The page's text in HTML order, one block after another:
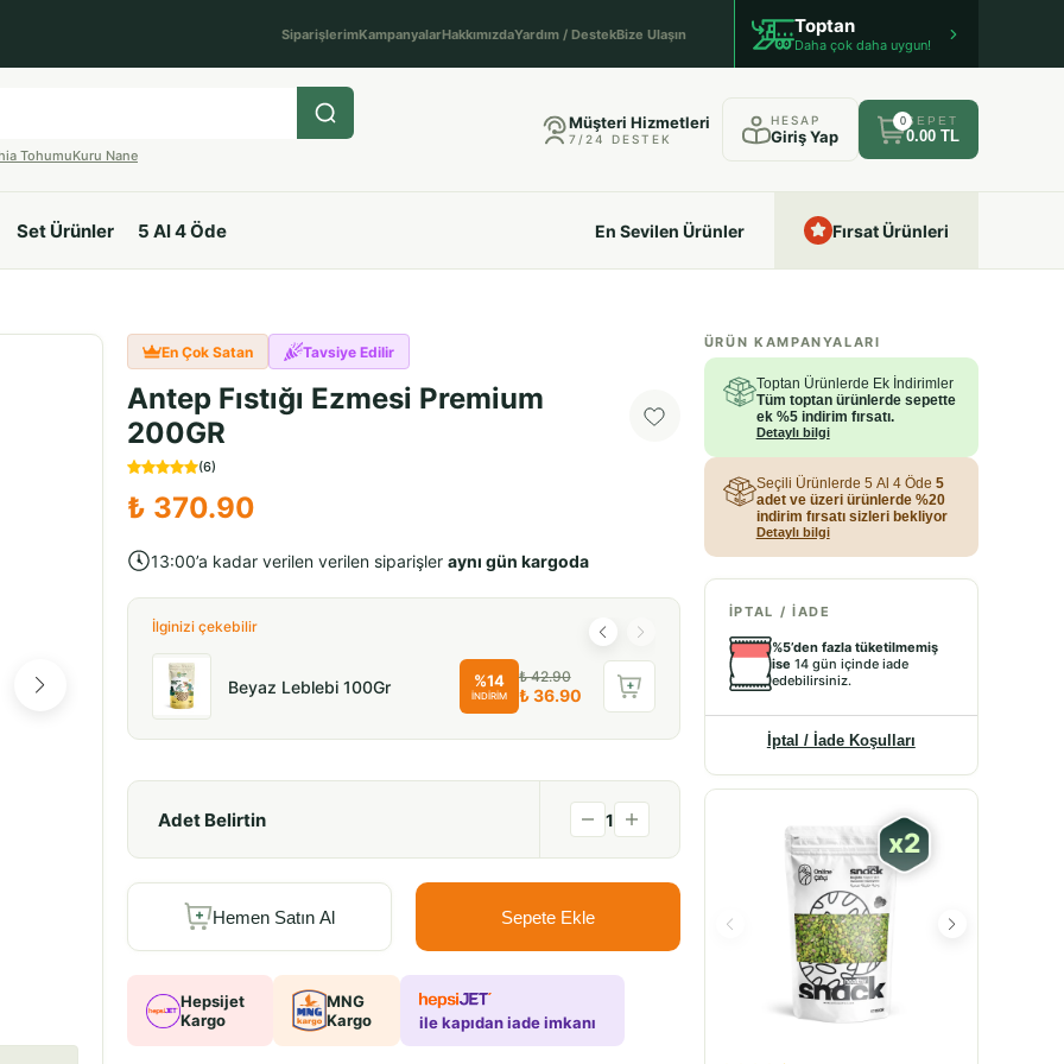
SiparişlerimKampanyalarHakkımızdaYardım / DestekBize Ulaşın Toptan
Daha çok daha uygun!
TohumuKuru Nane
Müşteri Hizmetleri
7/24 DESTEK
HESAP
Giriş Yap
0 SEPET
0.00 TL
Set Ürünler 5 Al 4 Öde En Sevilen Ürünler Fırsat Ürünleri
En Çok Satan Tavsiye Edilir
Antep Fıstığı Ezmesi Premium
200GR
(6)
₺ 370.90
13:00’a kadar verilen verilen siparişler aynı gün kargoda
İlginizi çekebilir
₺ 32.90
₺ 29.90 Beyaz Leblebi 100Gr %14
İNDİRİM
₺ 42.90
₺ 36.90
Adet Belirtin 1
Hemen Satın Al Sepete Ekle
Hepsijet
Kargo
MNG
Kargo
ile kapıdan iade imkanı
ÜRÜN KAMPANYALARI
Toptan Ürünlerde Ek İndirimler
Tüm toptan ürünlerde sepette
ek %5 indirim fırsatı.
Detaylı bilgi
Seçili Ürünlerde 5 Al 4 Öde 5
adet ve üzeri ürünlerde %20
indirim fırsatı sizleri bekliyor
Detaylı bilgi
İPTAL / İADE
%5’den fazla tüketilmemiş
ise 14 gün içinde iade
edebilirsiniz.
İptal / İade Koşulları